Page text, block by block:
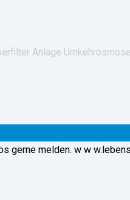
Anlage Umkehrosmose
gerne melden. w w